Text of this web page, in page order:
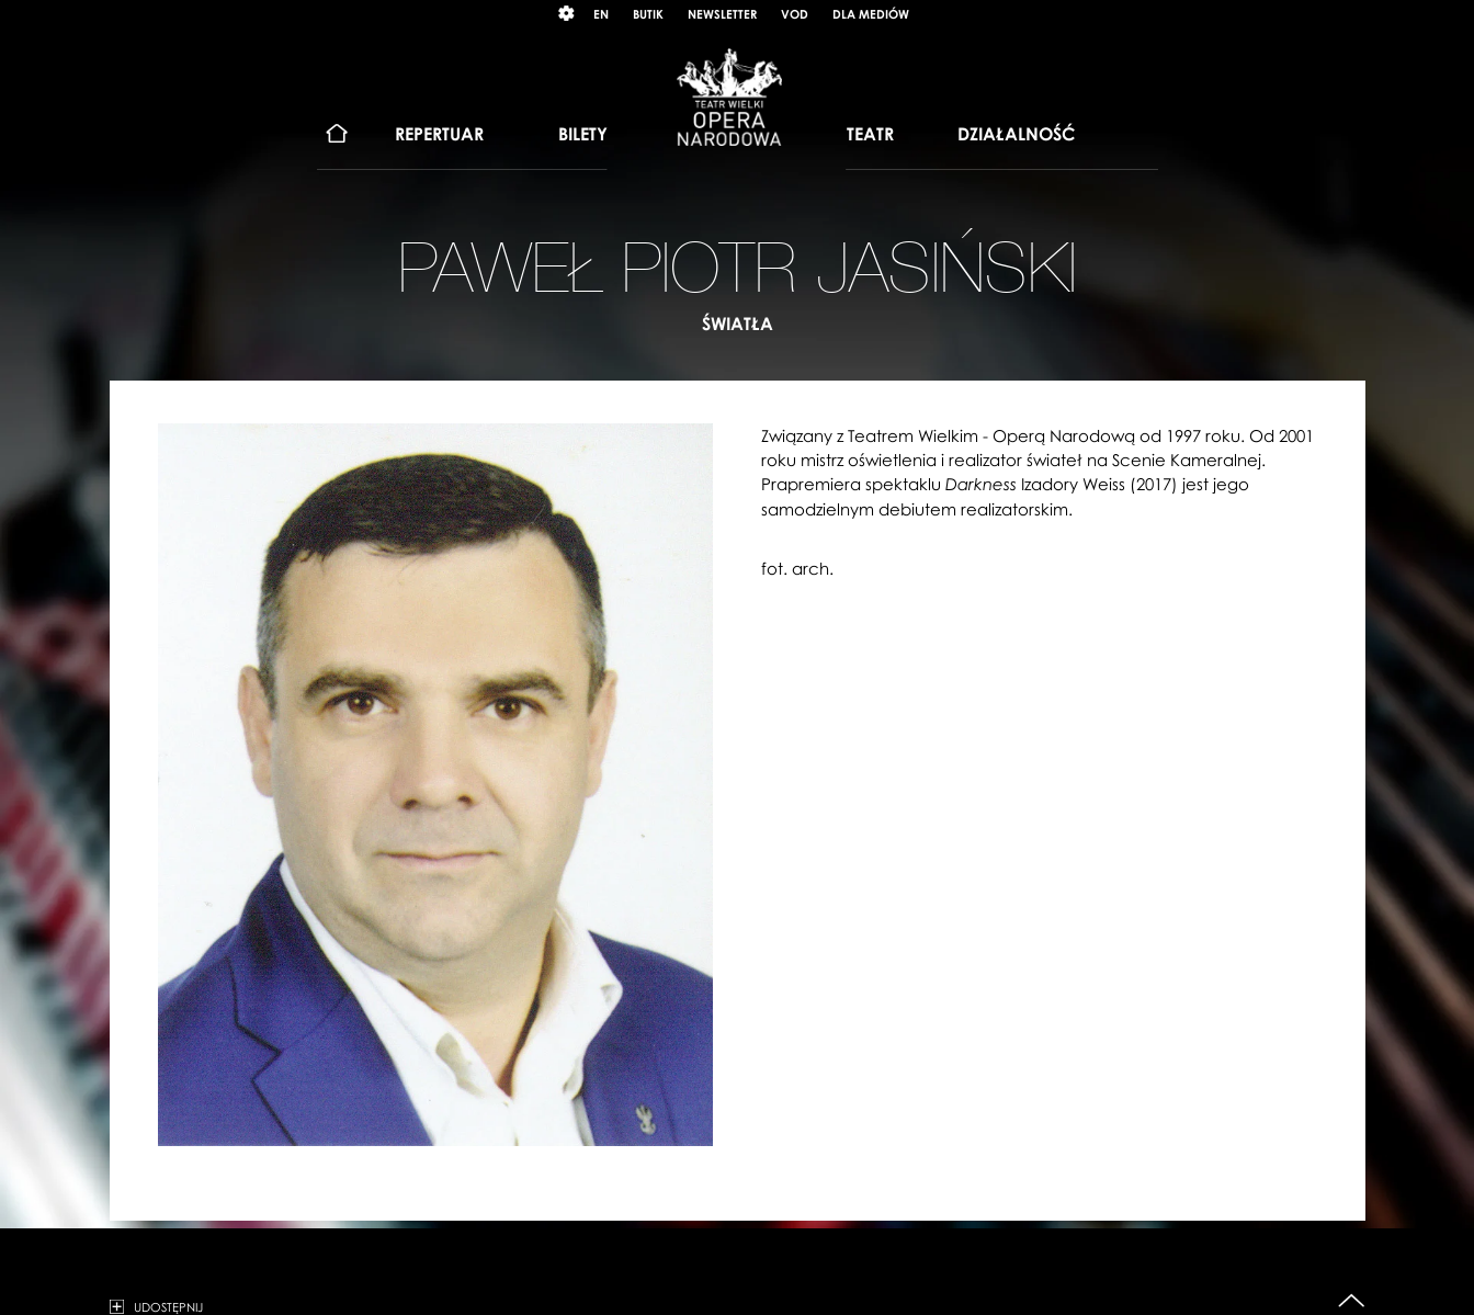
język
EN BUTIK NEWSLETTER VOD DLA MEDIÓW
REPERTUAR BILETY TEATR DZIAŁALNOŚĆ
PAWEŁ PIOTR JASIŃSKI
ŚWIATŁA
Związany z Teatrem Wielkim - Operą Narodową od 1997 roku. Od 2001
roku mistrz oświetlenia i realizator świateł na Scenie Kameralnej.
Prapremiera spektaklu Darkness Izadory Weiss (2017) jest jego
samodzielnym debiutem realizatorskim.
fot. arch.
UDOSTĘPNIJ